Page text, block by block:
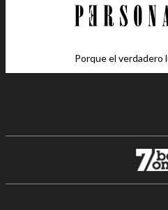
Porque el verdadero